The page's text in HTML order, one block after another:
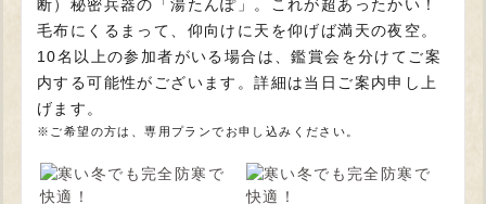
断）秘密兵器の「湯たんぽ」。これが超あったかい！
毛布にくるまって、仰向けに天を仰げば満天の夜空。
10名以上の参加者がいる場合は、鑑賞会を分けてご案
内する可能性がございます。詳細は当日ご案内申し上
げます。
※ご希望の方は、専用プランでお申し込みください。